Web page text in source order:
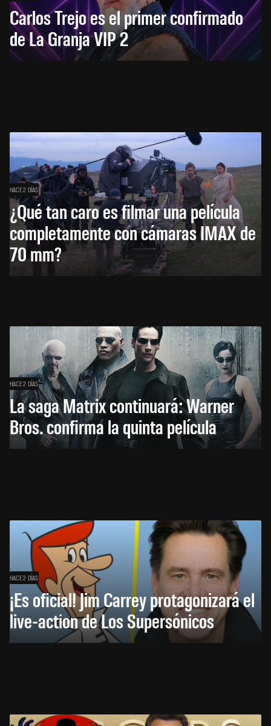
Carlos Trejo es el primer confirmado
de La Granja VIP 2
HACE 2 DÍAS
¿Qué tan caro es filmar una película
completamente con cámaras IMAX de
70 mm?
HACE 2 DÍAS
La saga Matrix continuará: Warner
Bros. confirma la quinta película
HACE 2 DÍAS
¡Es oficial! Jim Carrey protagonizará el
live-action de Los Supersónicos